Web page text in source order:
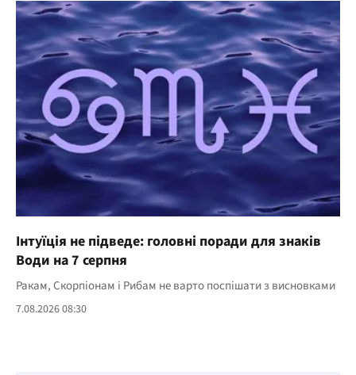
Інтуїція не підведе: головні поради для знаків
Води на 7 серпня
Ракам, Скорпіонам і Рибам не варто поспішати з висновками
7.08.2026 08:30